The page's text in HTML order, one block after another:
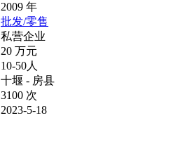
2009 年
批发/零售
私营企业
20 万元
10-50人
十堰 - 房县
3100 次
2023-5-18